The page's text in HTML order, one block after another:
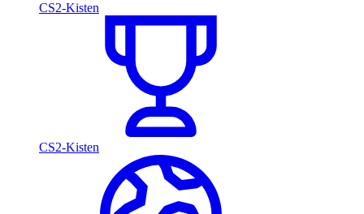
CS2-Kisten
CS2-Kisten